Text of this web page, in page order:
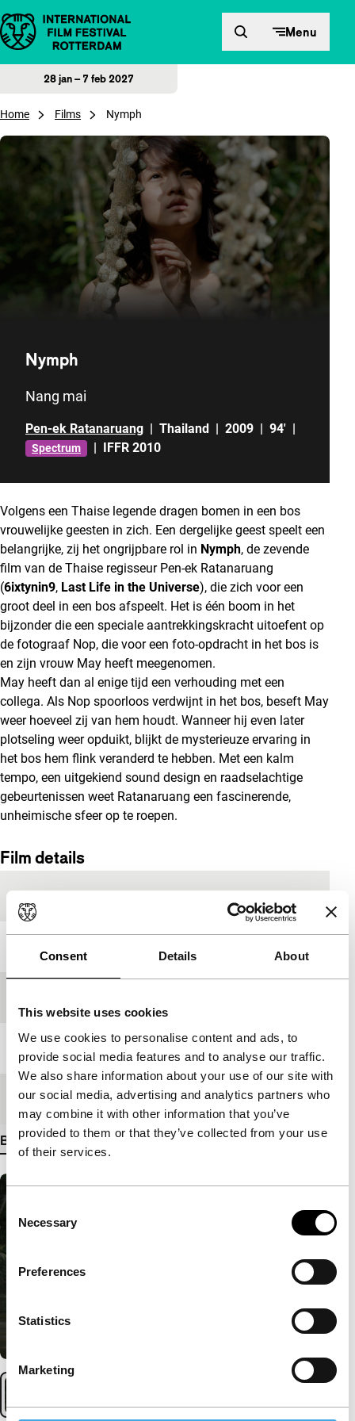
Consent Details About
This website uses cookies
We use cookies to personalise content and ads, to
provide social media features and to analyse our traffic.
We also share information about your use of our site with
our social media, advertising and analytics partners who
may combine it with other information that you’ve
provided to them or that they’ve collected from your use
of their services.
Selection
Necessary
Preferences
Statistics
Marketing
Direct naar inhoud Menu
28 jan – 7 feb 2027
Home Films Nymph
Nymph
Nang mai
Pen-ek Ratanaruang | Thailand | 2009 | 94' |
Spectrum | IFFR 2010
Volgens een Thaise legende dragen bomen in een bos
vrouwelijke geesten in zich. Een dergelijke geest speelt een
belangrijke, zij het ongrijpbare rol in Nymph, de zevende
film van de Thaise regisseur Pen-ek Ratanaruang
(6ixtynin9, Last Life in the Universe), die zich voor een
groot deel in een bos afspeelt. Het is één boom in het
bijzonder die een speciale aantrekkingskracht uitoefent op
de fotograaf Nop, die voor een foto-opdracht in het bos is
en zijn vrouw May heeft meegenomen.
May heeft dan al enige tijd een verhouding met een
collega. Als Nop spoorloos verdwijnt in het bos, beseft May
weer hoeveel zij van hem houdt. Wanneer hij even later
plotseling weer opduikt, blijkt de mysterieuze ervaring in
het bos hem flink veranderd te hebben. Met een kalm
tempo, een uitgekiend sound design en raadselachtige
gebeurtenissen weet Ratanaruang een fascinerende,
unheimische sfeer op te roepen.
Film details
Productieland Thailand
94'
Medium/Formaat35mm
Bekijk meer details